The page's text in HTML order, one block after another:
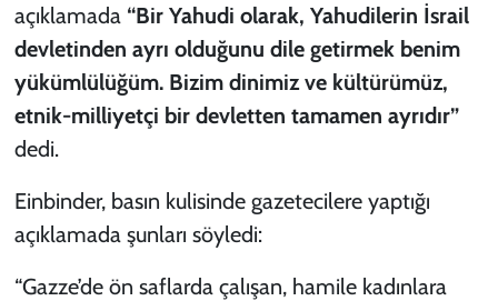
açıklamada “Bir Yahudi olarak, Yahudilerin İsrail
devletinden ayrı olduğunu dile getirmek benim
yükümlülüğüm. Bizim dinimiz ve kültürümüz,
etnik-milliyetçi bir devletten tamamen ayrıdır”
dedi.
Einbinder, basın kulisinde gazetecilere yaptığı
açıklamada şunları söyledi:
“Gazze’de ön saflarda çalışan, hamile kadınlara